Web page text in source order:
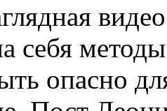
себя
опасно